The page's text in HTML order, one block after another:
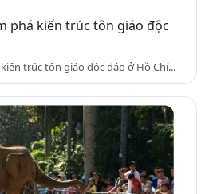
phá kiến trúc tôn giáo độc
trúc tôn giáo độc đáo ở Hồ Chí...